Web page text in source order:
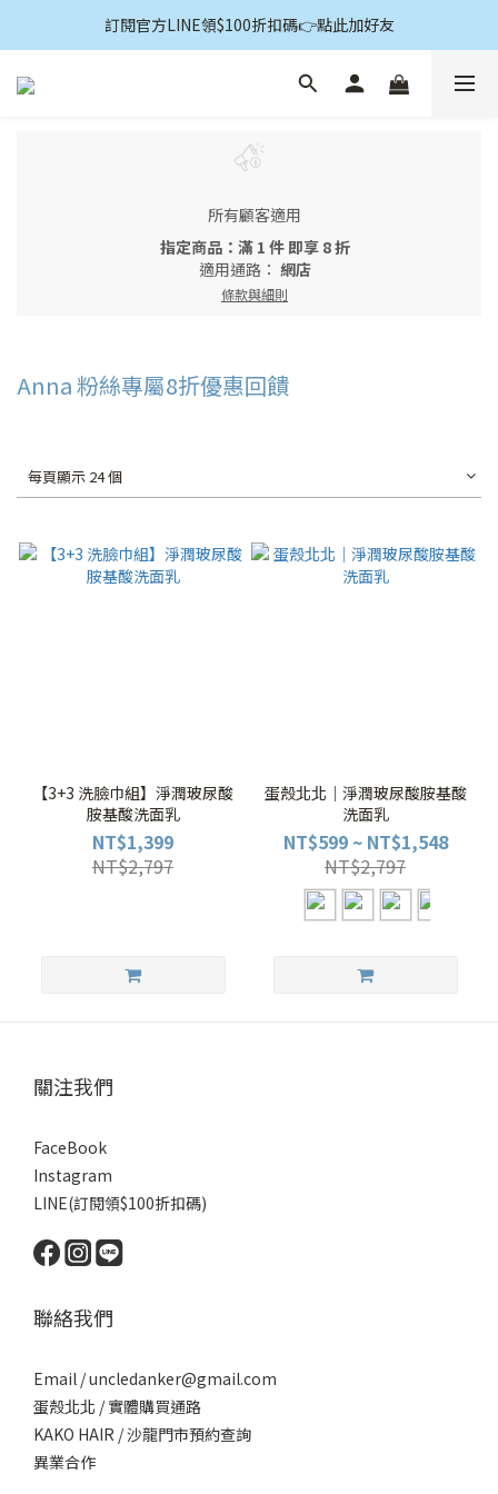
註冊會員享$100購物金👉點此註冊
訂閱官方LINE領$100折扣碼👉點此加好友
註冊會員享$100購物金👉點此註冊
所有顧客適用
指定商品：滿 1 件 即享 8 折
適用通路： 網店
條款與細則
Anna 粉絲專屬8折優惠回饋
每頁顯示 24 個
【3+3 洗臉巾組】淨潤玻尿酸
胺基酸洗面乳
NT$1,399
NT$2,797
蛋殼北北｜淨潤玻尿酸胺基酸
洗面乳
NT$599 ~ NT$1,548
NT$2,797
關注我們
FaceBook
Instagram
LINE(訂閱領$100折扣碼)
聯絡我們
Email / uncledanker@gmail.com
蛋殼北北 / 實體購買通路
KAKO HAIR / 沙龍門市預約查詢
異業合作